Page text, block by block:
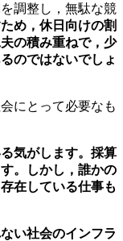
調整し，無駄な競
め，休日向けの割
の積み重ねで，少
のではないでしょ
にとって必要なも
気がします。採算
。しかし，誰かの
在している仕事も
い社会のインフラ